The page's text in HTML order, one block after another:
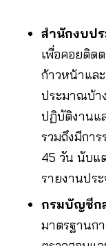
สำนักงบป
เพื่อคอยติด
ก้าวหน้าแล
ประมาณบ้า
ปฏิบัติงานแ
รวมถึงมีกา
45 วัน นับแ
รายงานปร
กรมบัญชีก
มาตรฐานก